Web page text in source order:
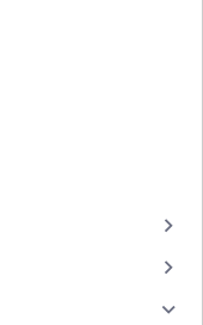
keyboard_arrow_right
keyboard_arrow_right
keyboard_arrow_right